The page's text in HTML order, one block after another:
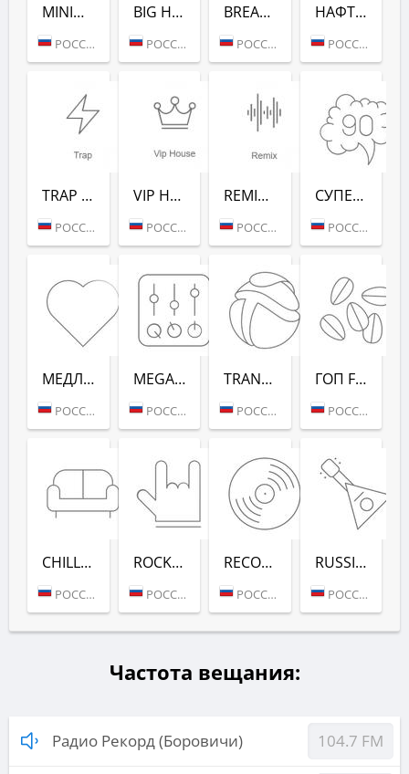
MINIMAL/TECH (РАДИО РЕКОРД)
РОССИЯ (МОСКВА)
BIG HITS (РАДИО РЕКОРД)
РОССИЯ (МОСКВА)
BREAKS (РАДИО РЕКОРД)
РОССИЯ (МОСКВА)
НАФТАЛИН FM (РАДИО РЕКОРД)
РОССИЯ (МОСКВА)
TRAP (РАДИО РЕКОРД)
РОССИЯ (МОСКВА)
VIP HOUSE (РАДИО РЕКОРД)
РОССИЯ (МОСКВА)
REMIX (РАДИО РЕКОРД)
РОССИЯ (МОСКВА)
СУПЕРДИСКОТЕКА 90-Х (РАДИО РЕКОРД)
РОССИЯ (МОСКВА)
МЕДЛЯК FM (РАДИО РЕКОРД)
РОССИЯ (МОСКВА)
MEGAMIX (РАДИО РЕКОРД)
РОССИЯ (МОСКВА)
TRANCEMISSION (РАДИО РЕКОРД)
РОССИЯ (МОСКВА)
ГОП FM (РАДИО РЕКОРД)
РОССИЯ (МОСКВА)
CHILL-OUT (РАДИО РЕКОРД)
РОССИЯ (МОСКВА)
ROCK (РАДИО РЕКОРД)
РОССИЯ (МОСКВА)
RECORD DEEP (РАДИО РЕКОРД)
РОССИЯ (МОСКВА)
RUSSIAN MIX (РАДИО РЕКОРД)
РОССИЯ (МОСКВА)
Частота вещания:
Радио Рекорд (Боровичи) 104.7 FM